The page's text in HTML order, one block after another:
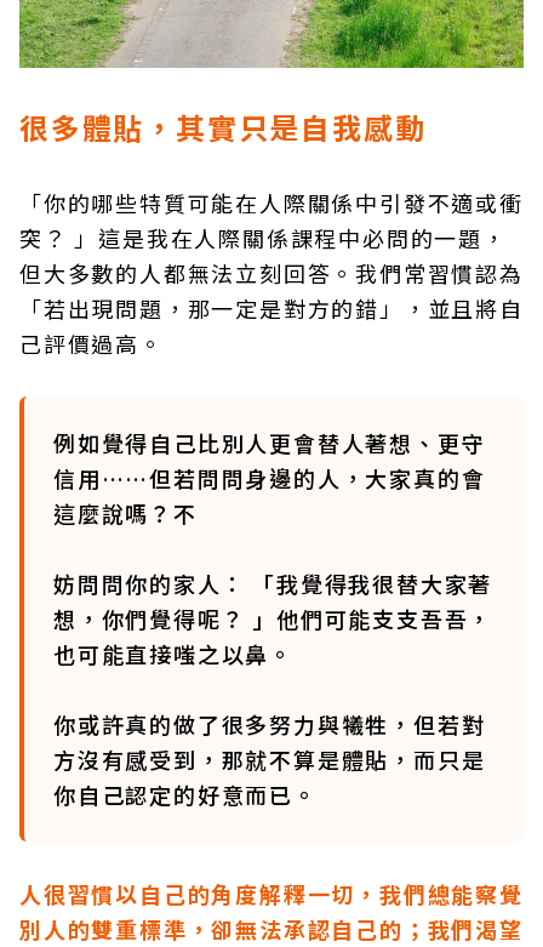
很多體貼，其實只是自我感動
「你的哪些特質可能在人際關係中引發不適或衝
突？ 」這是我在人際關係課程中必問的一題，
但大多數的人都無法立刻回答。我們常習慣認為
「若出現問題，那一定是對方的錯」，並且將自
己評價過高。
例如覺得自己比別人更會替人著想、更守
信用……但若問問身邊的人，大家真的會
這麼說嗎？不
妨問問你的家人： 「我覺得我很替大家著
想，你們覺得呢？ 」他們可能支支吾吾，
也可能直接嗤之以鼻。
你或許真的做了很多努力與犧牲，但若對
方沒有感受到，那就不算是體貼，而只是
你自己認定的好意而已。
人很習慣以自己的角度解釋一切，我們總能察覺
別人的雙重標準，卻無法承認自己的；我們渴望